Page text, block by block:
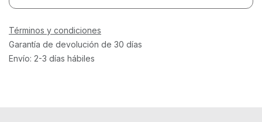
Términos y condiciones
Garantía de devolución de 30 días
Envío: 2-3 días hábiles